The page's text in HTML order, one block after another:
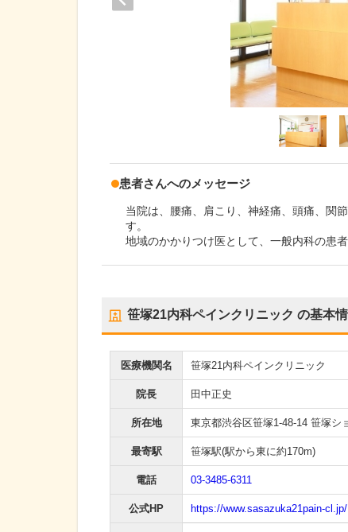
患者さんへのメッセージ
当院は、腰痛、肩こり、神経痛、頭痛、関
す。
地域のかかりつけ医として、一般内科の患
笹塚21内科ペインクリニック の基本
医療機関名 笹塚21内科ペインクリニック
院長 田中正史
所在地 東京都渋谷区笹塚1-48-14 笹塚シ
最寄駅 笹塚駅(駅から東に約170m)
電話 03-3485-6311
公式HP https://www.sasazuka21pain-cl.jp/